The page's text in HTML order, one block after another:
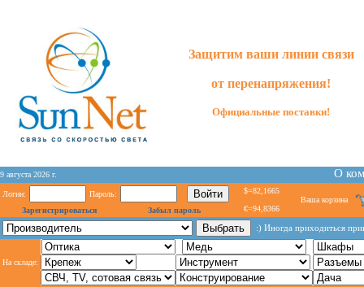
Защитим ваши линии связи
от перенапряжения!
Официальные поставки!
9 августа 2026 г. О
Логин:
Пароль:
Зарегистрироваться
Забыл пароль
$=82,1665
€=94,8366
Ваша корзина
:) Иногда приходиться
На складе: